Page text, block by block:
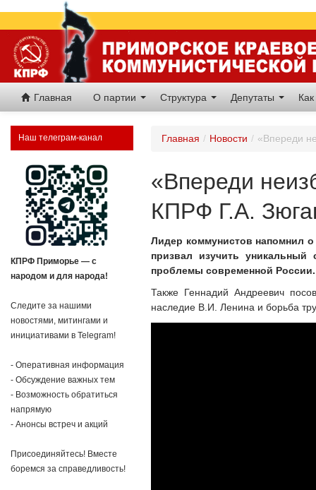
Главная О партии Структура Депутаты
Наш телеграм-канал
КПРФ Приморье — с
народом и для народа!
Следите за нашими
новостями, митингами и
инициативами в Telegram!
- Оперативная информация
- Обсуждение важных тем
- Возможность обратиться
напрямую
- Анонсы встреч и акций
Присоединяйтесь! Вместе
боремся за справедливость!
Главная / Новости / «Впереди
«Впереди
КПРФ Г.А.
Лидер коммунистов напомнил
призвал изучить
проблемы современной России.
Также Геннадий Андреевич
наследие В.И. Ленина и борьба